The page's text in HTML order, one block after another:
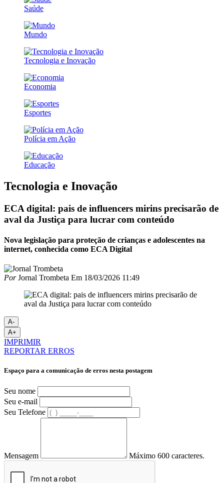
Saúde
Mundo
Tecnologia e Inovação
Economia
Esportes
Polícia em Ação
Educação
Tecnologia e Inovação
ECA digital: pais de influencers mirins precisarão de
aval da Justiça para lucrar com conteúdo
Nova legislação para proteção de crianças e adolescentes na
internet, conhecida como ECA Digital
PorJornal Trombeta Em 18/03/2026 11:49
A-
A+
IMPRIMIR
REPORTAR ERROS
Espaço para a comunicação de erros nesta postagem
Seu nome
Seu e-mail
Seu Telefone
Mensagem Máximo 600 caracteres.